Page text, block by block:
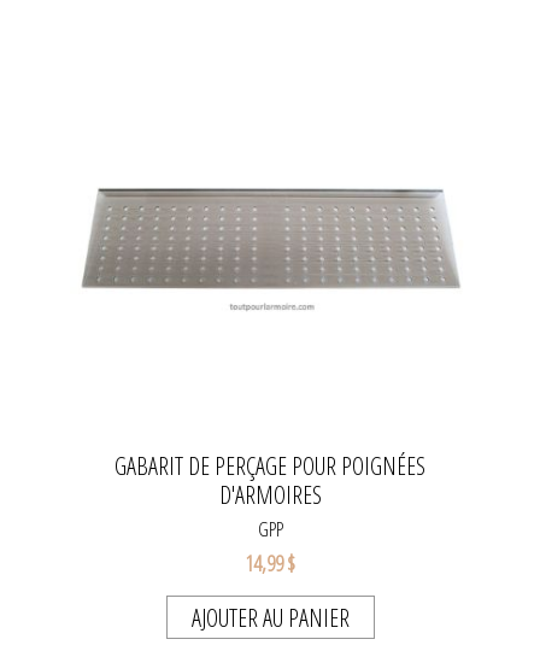
GABARIT DE PERÇAGE POUR POIGNÉES
D'ARMOIRES
GPP
14,99 $
AJOUTER AU PANIER